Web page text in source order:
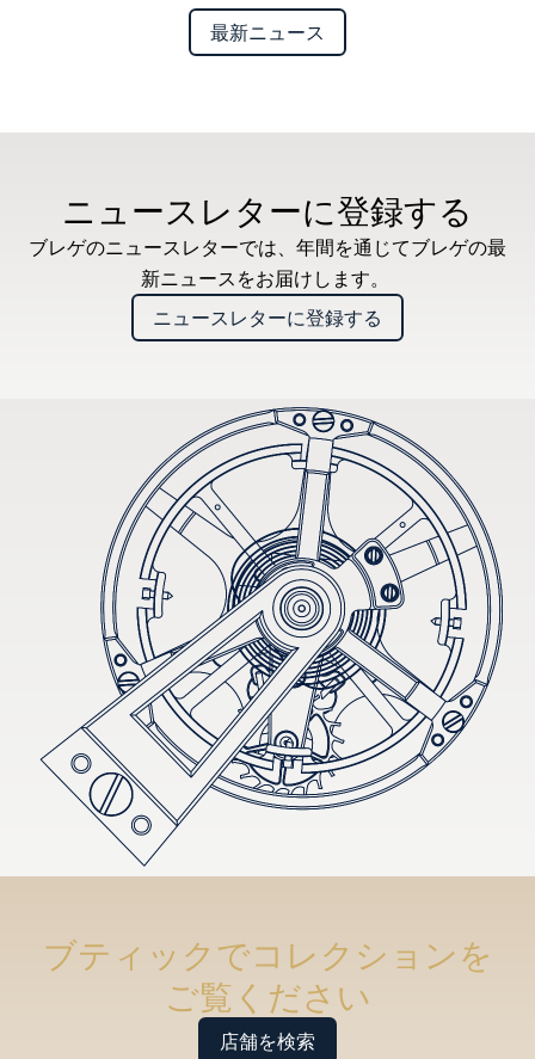
最新ニュース
ニュースレターに登録する
ブレゲのニュースレターでは、年間を通じてブレゲの最
新ニュースをお届けします。
ニュースレターに登録する
ブティックでコレクションを
ご覧ください
店舗を検索